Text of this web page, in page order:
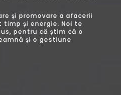
și promovare a afacerii
și energie. Noi te
pentru că știm că o
și o gestiune